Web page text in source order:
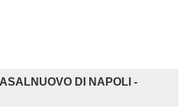
DI NAPOLI -